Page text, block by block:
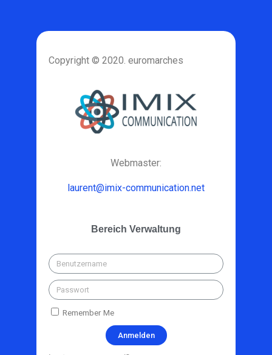
Copyright © 2020. euromarches
Webmaster:
laurent@imix-communication.net
Bereich Verwaltung
Remember Me
Anmelden